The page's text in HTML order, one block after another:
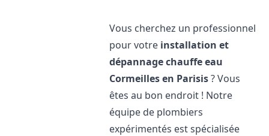
Vous cherchez un professionnel
pour votre installation et
dépannage chauffe eau
Cormeilles en Parisis? Vous
êtes au bon endroit ! Notre
équipe de plombiers
expérimentés est spécialisée